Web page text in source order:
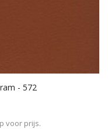
- 572
voor prijs.